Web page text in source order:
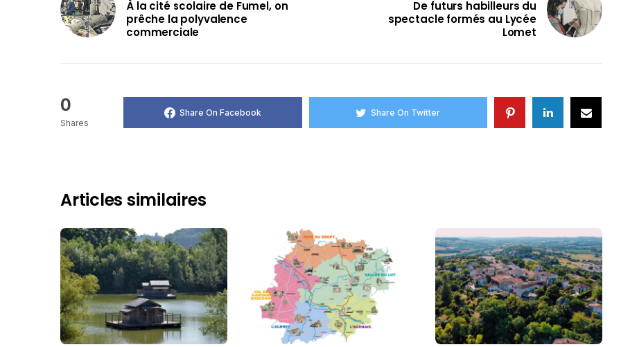
À la cité scolaire de Fumel, on
prêche la polyvalence
commerciale
De futurs habilleurs du
spectacle formés au Lycée
Lomet
0
Shares
Share On Facebook Share On Twitter
Articles similaires